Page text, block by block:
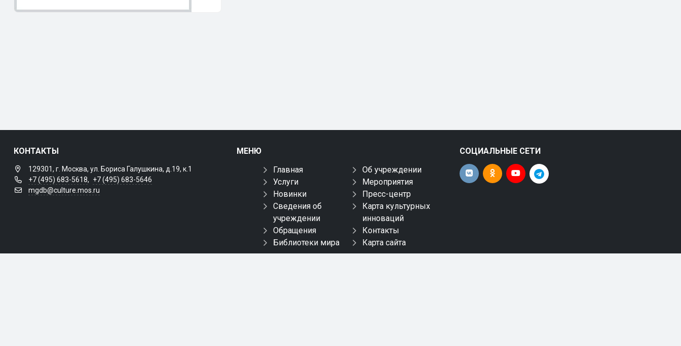
КОНТАКТЫ
129301, г. Москва, ул. Бориса Галушкина, д.19, к.1
+7 (495) 683-5618, +7 (495) 683-5646
mgdb@culture.mos.ru
МЕНЮ
Главная
Об учреждении
Услуги
Мероприятия
Новинки
Пресс-центр
Сведения об
учреждении
Карта культурных
инноваций
Обращения
Контакты
Библиотеки мира
Карта сайта
СОЦИАЛЬНЫЕ СЕТИ